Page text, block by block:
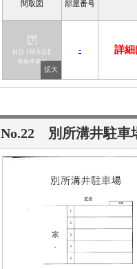
間取図 部屋番号
- 詳
No.22 別所溝井駐車